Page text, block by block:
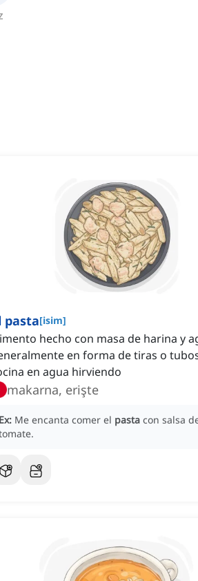
pasta[isim]
hecho con masa de harina y
en forma de tiras o
en agua hirviendo
makarna, erişte
Ex: Me encanta comer el pasta con salsa